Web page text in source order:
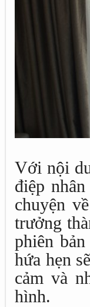
Với nội
điệp
chuyện
trưởng
phiên
hứa hẹn
cảm và
hình.